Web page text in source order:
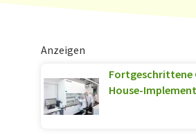
Anzeigen
Fortgeschrittene
House-